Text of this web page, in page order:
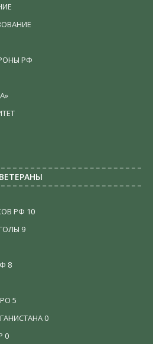
РФ
ВЕТЕРАНЫ
РФ 10
9
8
5
0
0